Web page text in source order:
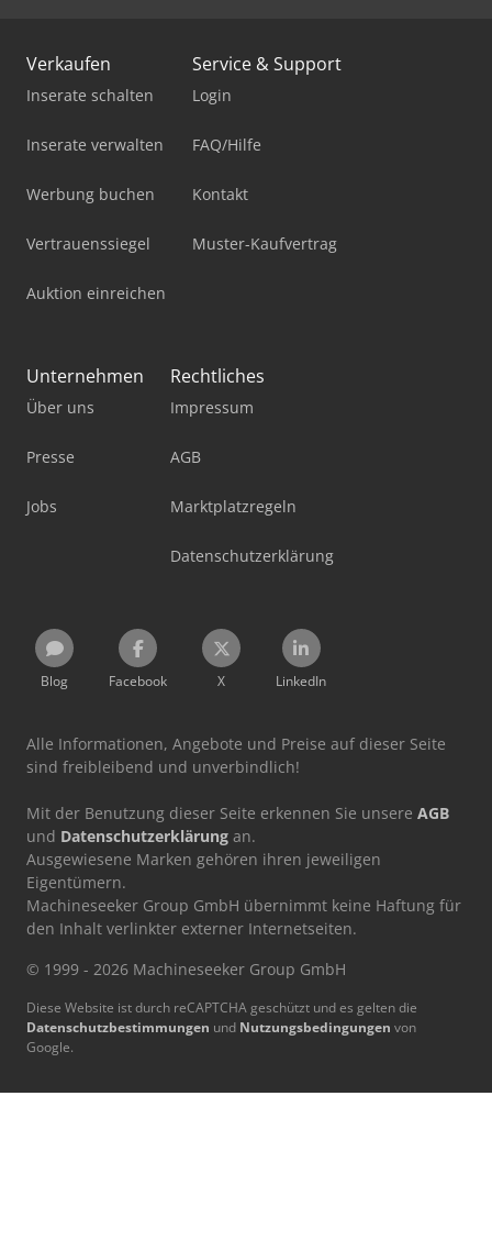
Verkaufen
Inserate schalten
Inserate verwalten
Werbung buchen
Vertrauenssiegel
Auktion einreichen
Service & Support
Login
FAQ/Hilfe
Kontakt
Muster-Kaufvertrag
Unternehmen
Über uns
Presse
Jobs
Rechtliches
Impressum
AGB
Marktplatzregeln
Datenschutzerklärung
Blog Facebook X LinkedIn
Alle Informationen, Angebote und Preise auf dieser Seite
sind freibleibend und unverbindlich!
Mit der Benutzung dieser Seite erkennen Sie unsere AGB
und Datenschutzerklärung an.
Ausgewiesene Marken gehören ihren jeweiligen
Eigentümern.
Machineseeker Group GmbH übernimmt keine Haftung für
den Inhalt verlinkter externer Internetseiten.
© 1999 - 2026 Machineseeker Group GmbH
Diese Website ist durch reCAPTCHA geschützt und es gelten die
Datenschutzbestimmungen und Nutzungsbedingungen von
Google.